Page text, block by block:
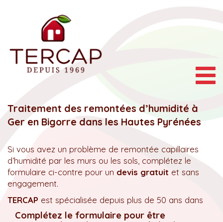
Traitement des remontées d’humidité à
Ger en Bigorre dans les Hautes Pyrénées
Si vous avez un problème de remontée capillaires
d’humidité par les murs ou les sols, complétez le
formulaire ci-contre pour un devis gratuit et sans
engagement.
TERCAP est spécialisée depuis plus de 50 ans dans
Complétez le formulaire pour être